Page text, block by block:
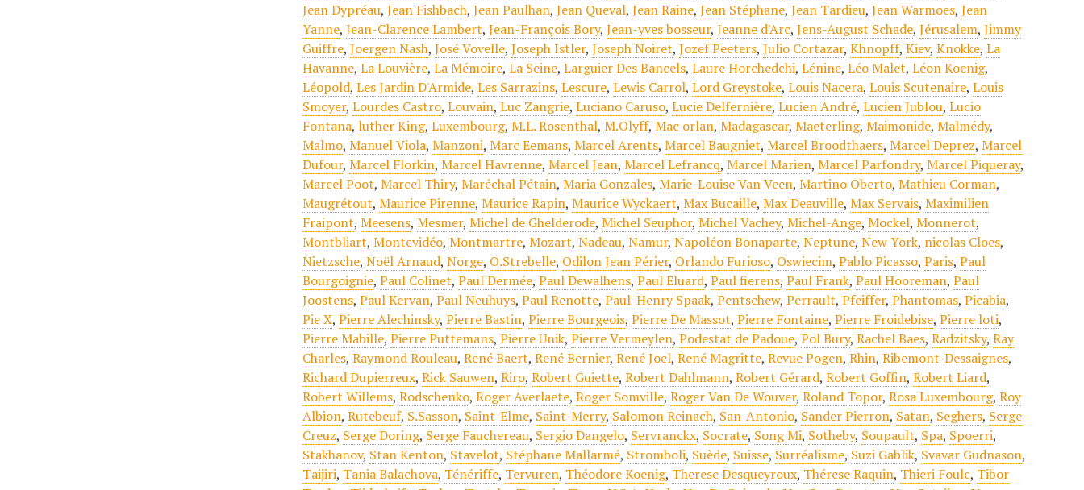
Jean Dypréau,Jean Fishbach,Jean Paulhan,Jean Queval,Jean Raine,Jean Stéphane,Jean Tardieu,Jean Warmoes,Jean
Yanne,Jean-Clarence Lambert,Jean-François Bory,Jean-yves bosseur,Jeanne d'Arc,Jens-August Schade,Jérusalem,Jimmy
Guiffre,Joergen Nash,José Vovelle,Joseph Istler,Joseph Noiret,Jozef Peeters,Julio Cortazar,Khnopff,Kiev,Knokke,La
Havanne,La Louvière,La Mémoire,La Seine,Larguier Des Bancels,Laure Horchedchi,Lénine,Léo Malet,Léon Koenig,
Léopold,Les Jardin D'Armide,Les Sarrazins,Lescure,Lewis Carrol,Lord Greystoke,Louis Nacera,Louis Scutenaire,Louis
Smoyer,Lourdes Castro,Louvain,Luc Zangrie,Luciano Caruso,Lucie Delfernière,Lucien André,Lucien Jublou,Lucio
Fontana,luther King,Luxembourg,M.L. Rosenthal,M.Olyff,Mac orlan,Madagascar,Maeterling,Maimonide,Malmédy,
Malmo,Manuel Viola,Manzoni,Marc Eemans,Marcel Arents,Marcel Baugniet,Marcel Broodthaers,Marcel Deprez,Marcel
Dufour,Marcel Florkin,Marcel Havrenne,Marcel Jean,Marcel Lefrancq,Marcel Marien,Marcel Parfondry,Marcel Piqueray,
Marcel Poot,Marcel Thiry,Maréchal Pétain,Maria Gonzales,Marie-Louise Van Veen,Martino Oberto,Mathieu Corman,
Maugrétout,Maurice Pirenne,Maurice Rapin,Maurice Wyckaert,Max Bucaille,Max Deauville,Max Servais,Maximilien
Fraipont,Meesens,Mesmer,Michel de Ghelderode,Michel Seuphor,Michel Vachey,Michel-Ange,Mockel,Monnerot,
Montbliart,Montevidéo,Montmartre,Mozart,Nadeau,Namur,Napoléon Bonaparte,Neptune,New York, nicolas Cloes,
Nietzsche,Noël Arnaud,Norge, O.Strebelle, Odilon Jean Périer, Orlando Furioso, Oswiecim,Pablo Picasso,Paris,Paul
Bourgoignie,Paul Colinet,Paul Dermée,Paul Dewalhens,Paul Eluard,Paul fierens,Paul Frank,Paul Hooreman,Paul
Joostens,Paul Kervan,Paul Neuhuys,Paul Renotte,Paul-Henry Spaak,Pentschew,Perrault,Pfeiffer,Phantomas,Picabia,
Pie X,Pierre Alechinsky,Pierre Bastin,Pierre Bourgeois,Pierre De Massot,Pierre Fontaine,Pierre Froidebise,Pierre loti,
Pierre Mabille,Pierre Puttemans,Pierre Unik,Pierre Vermeylen,Podestat de Padoue,Pol Bury,Rachel Baes,Radzitsky,Ray
Charles,Raymond Rouleau,René Baert,René Bernier,René Joel,René Magritte,Revue Pogen,Rhin,Ribemont-Dessaignes,
Richard Dupierreux,Rick Sauwen,Riro,Robert Guiette,Robert Dahlmann,Robert Gérard,Robert Goffin,Robert Liard,
Robert Willems,Rodschenko,Roger Averlaete,Roger Somville,Roger Van De Wouver,Roland Topor,Rosa Luxembourg,Roy
Albion,Rutebeuf, S.Sasson, Saint-Elme, Saint-Merry, Salomon Reinach, San-Antonio, Sander Pierron, Satan, Seghers, Serge
Creuz, Serge Doring, Serge Fauchereau, Sergio Dangelo, Servranckx, Socrate, Song Mi, Sotheby, Soupault, Spa, Spoerri,
Stakhanov, Stan Kenton, Stavelot, Stéphane Mallarmé, Stromboli, Suède, Suisse, Surréalisme, Suzi Gablik, Svavar Gudnason,
Taijiri, Tania Balachova, Ténériffe, Tervuren, Théodore Koenig, Therese Desqueyroux, Thérese Raquin, Thieri Foulc, Tibor